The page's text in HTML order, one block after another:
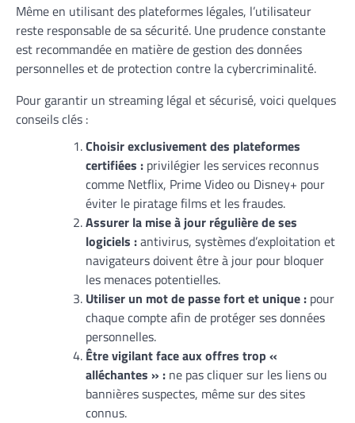
Même en utilisant des plateformes légales, l’utilisateur
reste responsable de sa sécurité. Une prudence constante
est recommandée en matière de gestion des données
personnelles et de protection contre la cybercriminalité.
Pour garantir un streaming légal et sécurisé, voici quelques
conseils clés :
Choisir exclusivement des plateformes
certifiées : privilégier les services reconnus
comme Netflix, Prime Video ou Disney+ pour
éviter le piratage films et les fraudes.
Assurer la mise à jour régulière de ses
logiciels :antivirus, systèmes d’exploitation et
navigateurs doivent être à jour pour bloquer
les menaces potentielles.
Utiliser un mot de passe fort et unique : pour
chaque compte afin de protéger ses données
personnelles.
Être vigilant face aux offres trop «
alléchantes » : ne pas cliquer sur les liens ou
bannières suspectes, même sur des sites
connus.